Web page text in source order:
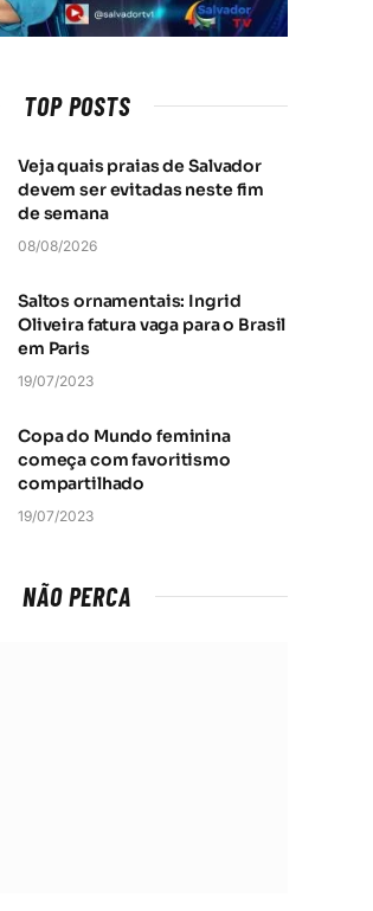
TOP POSTS
Veja quais praias de Salvador
devem ser evitadas neste fim
de semana
08/08/2026
Saltos ornamentais: Ingrid
Oliveira fatura vaga para o Brasil
em Paris
19/07/2023
Copa do Mundo feminina
começa com favoritismo
compartilhado
19/07/2023
NÃO PERCA